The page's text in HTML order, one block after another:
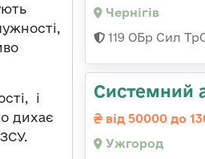
і
дихає
Чернігів
119 ОБр Сил
Системний
від 50000 до
Ужгород